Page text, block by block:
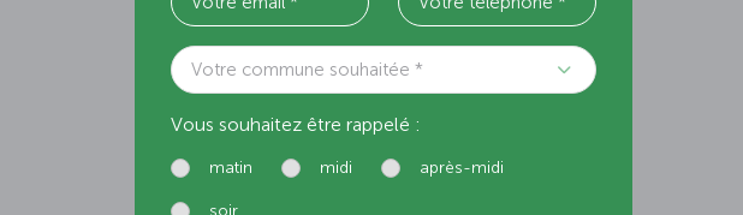
Votre commune souhaitée *
Vous souhaitez être rappelé :
matin midi après-midi